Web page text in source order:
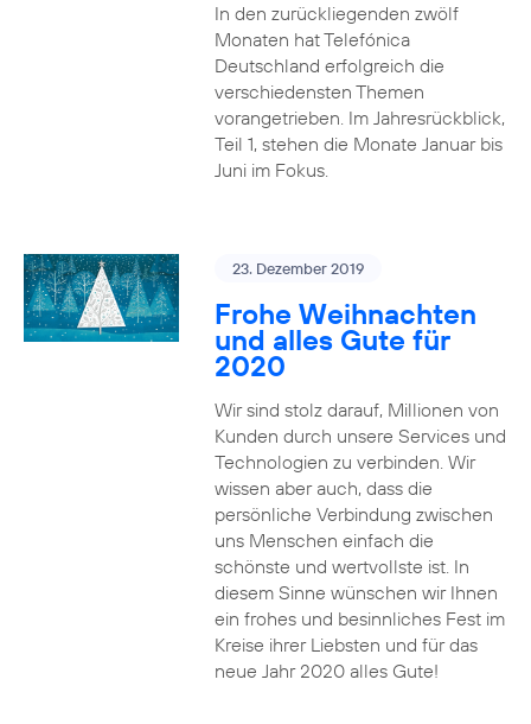
In den zurückliegenden zwölf
Monaten hat Telefónica
Deutschland erfolgreich die
verschiedensten Themen
vorangetrieben. Im Jahresrückblick,
Teil 1, stehen die Monate Januar bis
Juni im Fokus.
23. Dezember 2019
Frohe Weihnachten
und alles Gute für
2020
Wir sind stolz darauf, Millionen von
Kunden durch unsere Services und
Technologien zu verbinden. Wir
wissen aber auch, dass die
persönliche Verbindung zwischen
uns Menschen einfach die
schönste und wertvollste ist. In
diesem Sinne wünschen wir Ihnen
ein frohes und besinnliches Fest im
Kreise ihrer Liebsten und für das
neue Jahr 2020 alles Gute!